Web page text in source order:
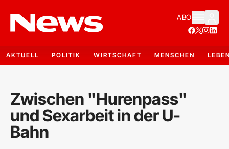
ABO
AKTUELL POLITIK WIRTSCHAFT MENSCHEN
Zwischen "Hurenpass"
und Sexarbeit in der U-
Bahn